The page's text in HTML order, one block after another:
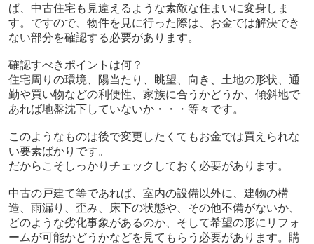
ば、中古住宅も見違えるような素敵な住まいに変身しま
す。ですので、物件を見に行った際は、お金では解決でき
ない部分を確認する必要があります。
確認すべきポイントは何？
住宅周りの環境、陽当たり、眺望、向き、土地の形状、通
勤や買い物などの利便性、家族に合うかどうか、傾斜地で
あれば地盤沈下していないか・・・等々です。
このようなものは後で変更したくてもお金では買えられな
い要素ばかりです。
だからこそしっかりチェックしておく必要があります。
中古の戸建て等であれば、室内の設備以外に、建物の構
造、雨漏り、歪み、床下の状態や、その他不備がないか、
どのような劣化事象があるのか、そして希望の形にリフォ
ームが可能かどうかなどを見てもらう必要があります。購